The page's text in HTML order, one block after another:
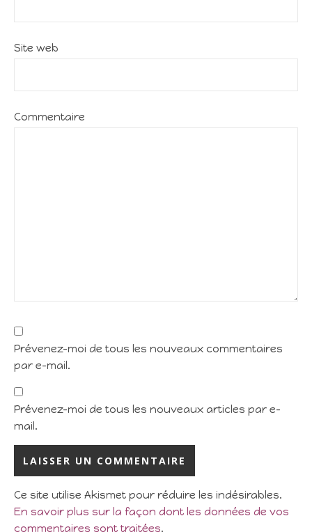
Site web
Commentaire
Prévenez-moi de tous les nouveaux commentaires
par e-mail.
Prévenez-moi de tous les nouveaux articles par e-
mail.
Ce site utilise Akismet pour réduire les indésirables.
En savoir plus sur la façon dont les données de vos
commentaires sont traitées.